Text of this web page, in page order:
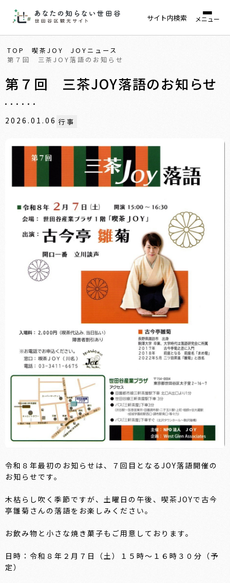
サイト内検索 メニュー
TOP 喫茶JOY
JOYニュース
第７回 三茶JOY落語のお知らせ
第７回 三茶JOY落語のお知らせ
2026.01.06 行事
令和８年最初のお知らせは、７回目となるJOY落語開催の
お知らせです。
木枯らし吹く季節ですが、土曜日の午後、喫茶JOYで古今
亭雛菊さんの落語をお楽しみください。
お飲み物と小さな焼き菓子もご用意しております。
日時：令和８年２月７日（土）１５時～１６時３０分（予
定）